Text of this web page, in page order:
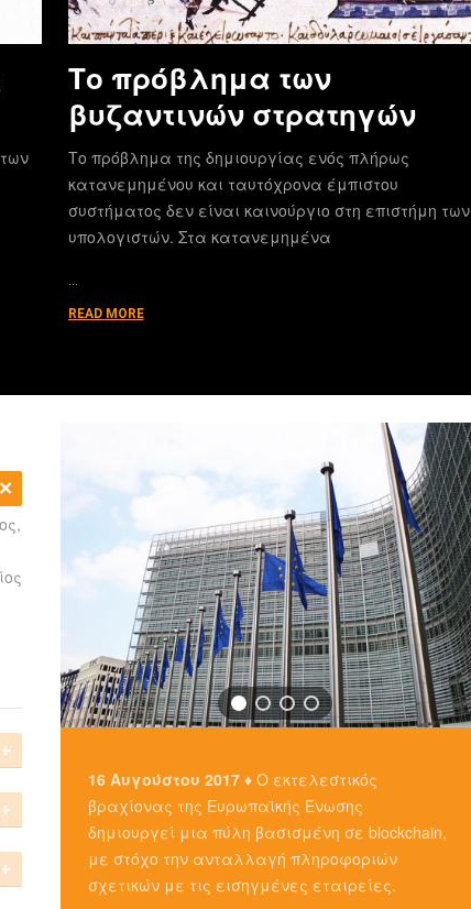
Το πρόβλημα των
βυζαντινών στρατηγών
Το πρόβλημα της δημιουργίας ενός πλήρως
κατανεμημένου και ταυτόχρονα έμπιστου
συστήματος δεν είναι καινούργιο στη επιστήμη των
υπολογιστών. Στα κατανεμημένα
READ MORE
16 Αυγούστου 2017 ♦ Ο εκτελεστικός
βραχίονας της Ευρωπαϊκής Ένωσης
δημιουργεί μια πύλη βασισμένη σε blockchain,
με στόχο την ανταλλαγή πληροφοριών
σχετικών με τις εισηγμένες εταιρείες.